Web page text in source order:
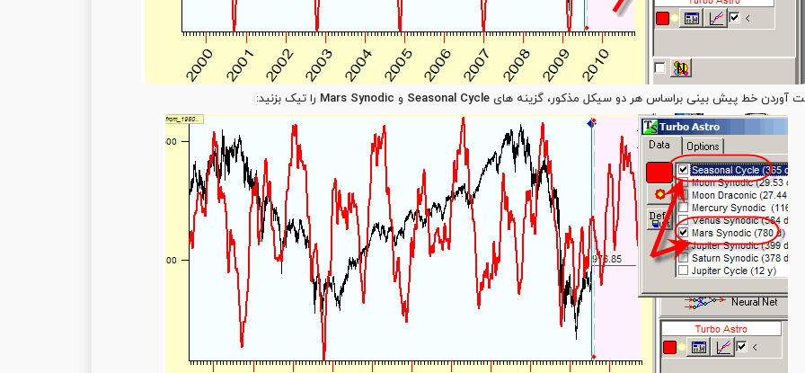
آوردن خط پیش بینی براساس هر دو سیکل مذکور، گزینه های Seasonal Cycle و Mars Synodic را تیک بزنید: